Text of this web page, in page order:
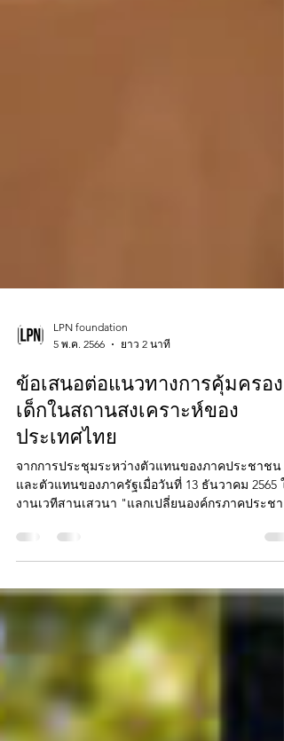
LPN foundation
5 พ.ค. 2566
ยาว 2 นาที
ข้อเสนอต่อแนวทางการคุ้มครอง
เด็กในสถานสงเคราะห์ของ
ประเทศไทย
จากการประชุมระหว่างตัวแทนของภาคประชาชน
สังคมเพื่อทำข